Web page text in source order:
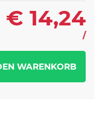
€ 14,24
/